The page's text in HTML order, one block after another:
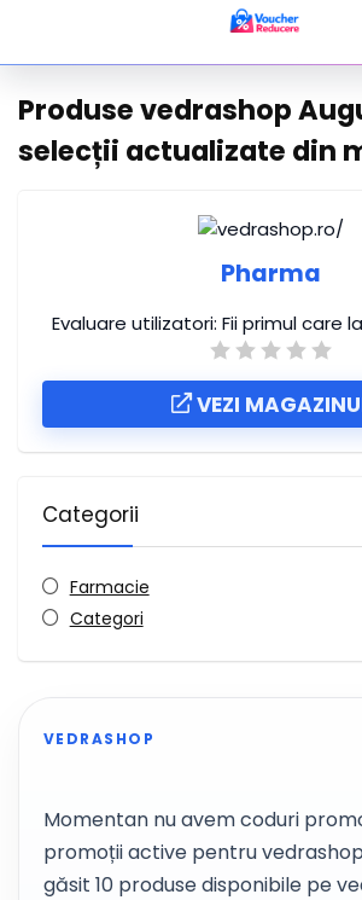
Produse vedrashop
selecții actualizate din
Pharma
Evaluare utilizatori: Fii primul care
VEZI
Categorii
Farmacie
Categori
VEDRASHOP
Momentan nu avem coduri
promoții active pentru
găsit 10 produse disponibile pe